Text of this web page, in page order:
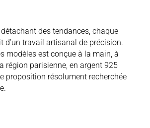
des tendances, chaque
d’un travail artisanal de précision.
modèles est conçue à la main, à
région parisienne, en argent 925
proposition résolument recherchée